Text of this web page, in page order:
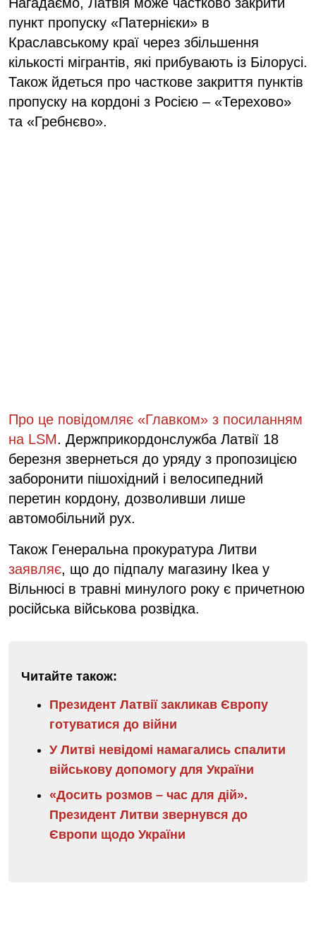
пункт пропуску «Патернієки» в
Краславському краї через збільшення
кількості мігрантів, які прибувають із Білорусі.
Також йдеться про часткове закриття пунктів
пропуску на кордоні з Росією – «Терехово»
та «Гребнєво».
Про це повідомляє «Главком» з посиланням
на LSM. Держприкордонслужба Латвії 18
березня звернеться до уряду з пропозицією
заборонити пішохідний і велосипедний
перетин кордону, дозволивши лише
автомобільний рух.
Також Генеральна прокуратура Литви
заявляє, що до підпалу магазину Ikea у
Вільнюсі в травні минулого року є причетною
російська військова розвідка.
Читайте також:
Президент Латвії закликав Європу
готуватися до війни
У Литві невідомі намагались спалити
військову допомогу для України
«Досить розмов – час для дій».
Президент Литви звернувся до
Європи щодо України